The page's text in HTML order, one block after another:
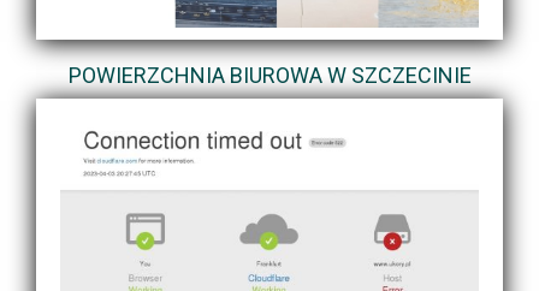
POWIERZCHNIA BIUROWA W SZCZECINIE